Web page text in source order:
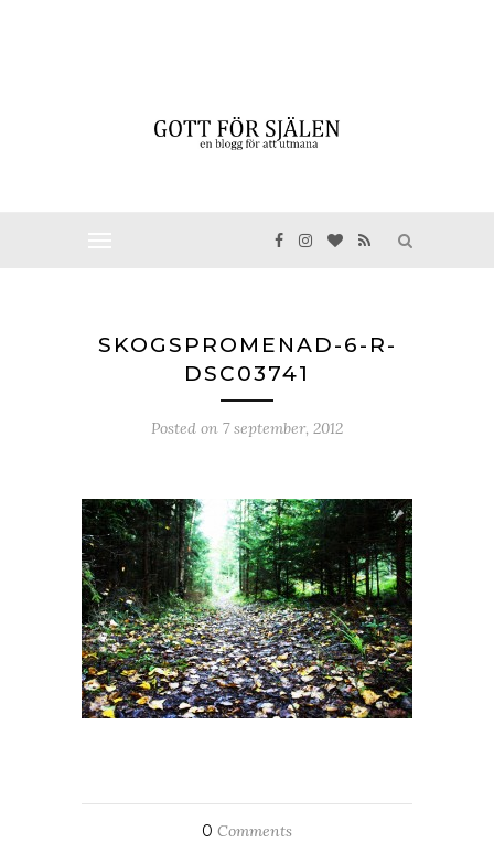
SKOGSPROMENAD-6-R-
DSC03741
Posted on 7 september, 2012
0 Comments